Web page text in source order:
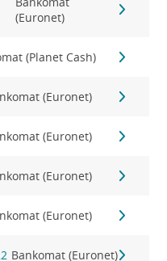
(Euronet)
(Planet Cash)
(Euronet)
(Euronet)
(Euronet)
(Euronet)
Bankomat (Euronet)